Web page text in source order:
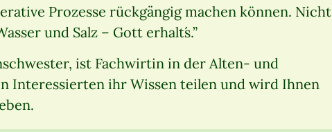
Prozesse rückgängig machen können. Nicht
und Salz – Gott erhalt´s.”
ist Fachwirtin in der Alten- und
Interessierten ihr Wissen teilen und wird Ihnen